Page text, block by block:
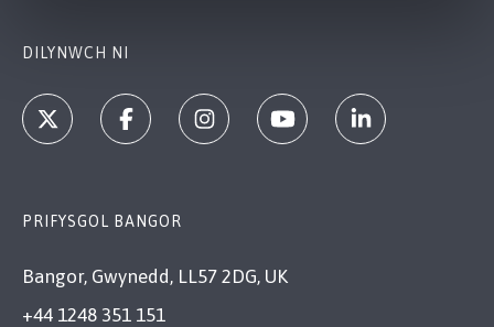
DILYNWCH NI
PRIFYSGOL BANGOR
Bangor, Gwynedd, LL57 2DG, UK
+44 1248 351 151